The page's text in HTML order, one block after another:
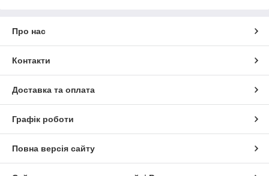
Про нас
Контакти
Доставка та оплата
Графік роботи
Повна версія сайту